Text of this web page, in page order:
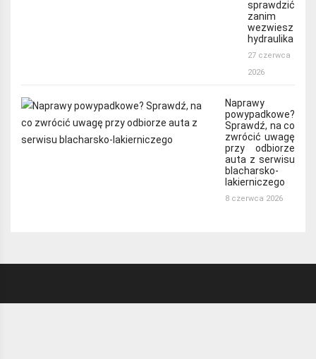
sprawdzić
zanim
wezwiesz
hydraulika
27 czerwca
2026
Naprawy
powypadkowe?
Sprawdź, na co
zwrócić uwagę
przy odbiorze
auta z serwisu
blacharsko-
lakierniczego
8 czerwca 2026